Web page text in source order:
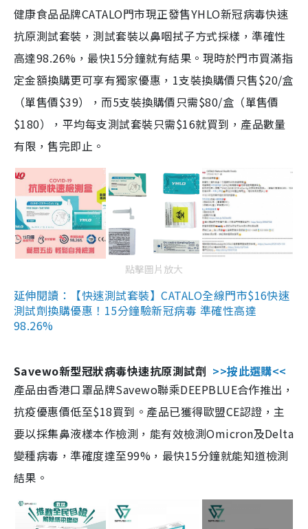
健康食品品牌CATALO門市現正發售YHLO新冠病毒快速
抗原測試套裝，測試套裝以鼻咽拭子方式採樣，準確性
高達98.26%，最快15分鐘就有結果。現時於門市買滿指
定金額換購更可享有獨家優惠，1支裝換購價只售$20/盒
（單售價$39），而5支裝換購價只需$80/盒（單售價
$180），平均每支測試套裝只需$16就買到，產品數量
有限，售完即止。
點擊圖片放大
延伸閱讀：【快速測試套裝】CATALO全線門市$16快速
測試劑換購優惠！15分鐘驗新冠病毒 準確性高達
98.26%
Savewo新型冠狀病毒快速抗原測試劑 >>按此選購<<
產品由香港口罩品牌Savewo聯乘DEEPBLUE合作推出，
抗疫優惠價低至$18買到。產品已獲得歐盟CE認證，主
要以採集鼻液樣本作檢測，能有效檢測Omicron及Delta
變種病毒，準確度達至99%，最快15分鐘就能知道檢測
結果。